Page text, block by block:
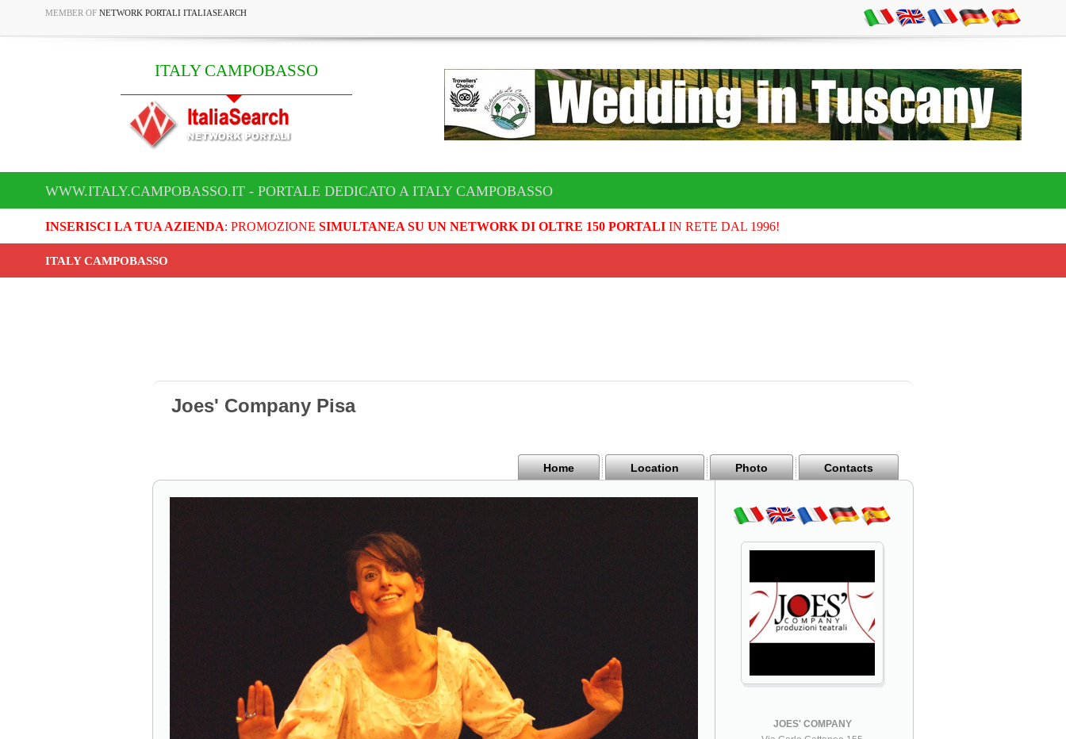
MEMBER OF NETWORK PORTALI ITALIASEARCH
ITALY CAMPOBASSO
WWW.ITALY.CAMPOBASSO.IT - PORTALE DEDICATO A ITALY CAMPOBASSO
INSERISCI LA TUA AZIENDA: PROMOZIONE SIMULTANEA SU UN NETWORK DI OLTRE 150 PORTALIIN RETE DAL 1996!
ITALY CAMPOBASSO
Joes' Company Pisa
Home Location Photo Contacts
JOES' COMPANY